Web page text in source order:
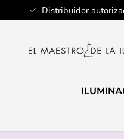
Distribuidor
Ir
al